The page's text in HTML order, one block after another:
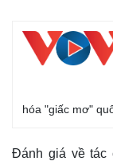
hóa "giấc mơ"
Đánh giá về tác